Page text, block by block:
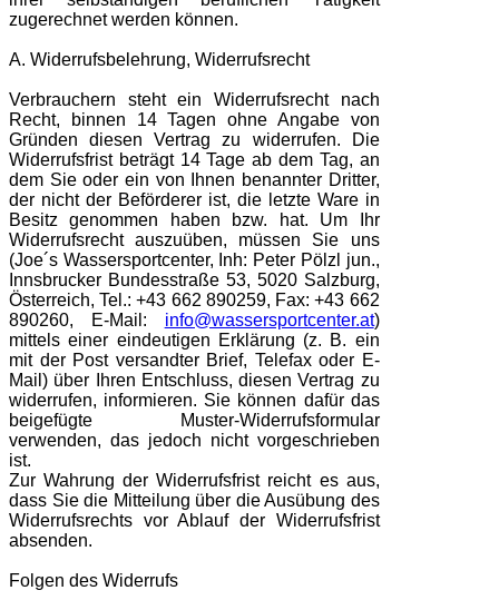
zugerechnet werden können.
A. Widerrufsbelehrung, Widerrufsrecht
Verbrauchern steht ein Widerrufsrecht nach
Recht, binnen 14 Tagen ohne Angabe von
Gründen diesen Vertrag zu widerrufen. Die
Widerrufsfrist beträgt 14 Tage ab dem Tag, an
dem Sie oder ein von Ihnen benannter Dritter,
der nicht der Beförderer ist, die letzte Ware in
Besitz genommen haben bzw. hat. Um Ihr
Widerrufsrecht auszuüben, müssen Sie uns
(Joe´s Wassersportcenter, Inh: Peter Pölzl jun.,
Innsbrucker Bundesstraße 53, 5020 Salzburg,
Österreich, Tel.: +43 662 890259, Fax: +43 662
890260, E-Mail: info@wassersportcenter.at)
mittels einer eindeutigen Erklärung (z. B. ein
mit der Post versandter Brief, Telefax oder E-
Mail) über Ihren Entschluss, diesen Vertrag zu
widerrufen, informieren. Sie können dafür das
beigefügte Muster-Widerrufsformular
verwenden, das jedoch nicht vorgeschrieben
ist.
Zur Wahrung der Widerrufsfrist reicht es aus,
dass Sie die Mitteilung über die Ausübung des
Widerrufsrechts vor Ablauf der Widerrufsfrist
absenden.
Folgen des Widerrufs